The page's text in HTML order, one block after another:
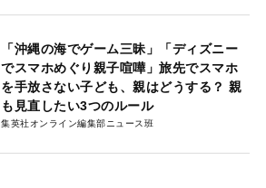
「沖縄の海でゲーム三昧」「ディズニー
でスマホめぐり親子喧嘩」旅先でスマホ
を手放さない子ども、親はどうする？ 親
も見直したい3つのルール
集英社オンライン編集部ニュース班